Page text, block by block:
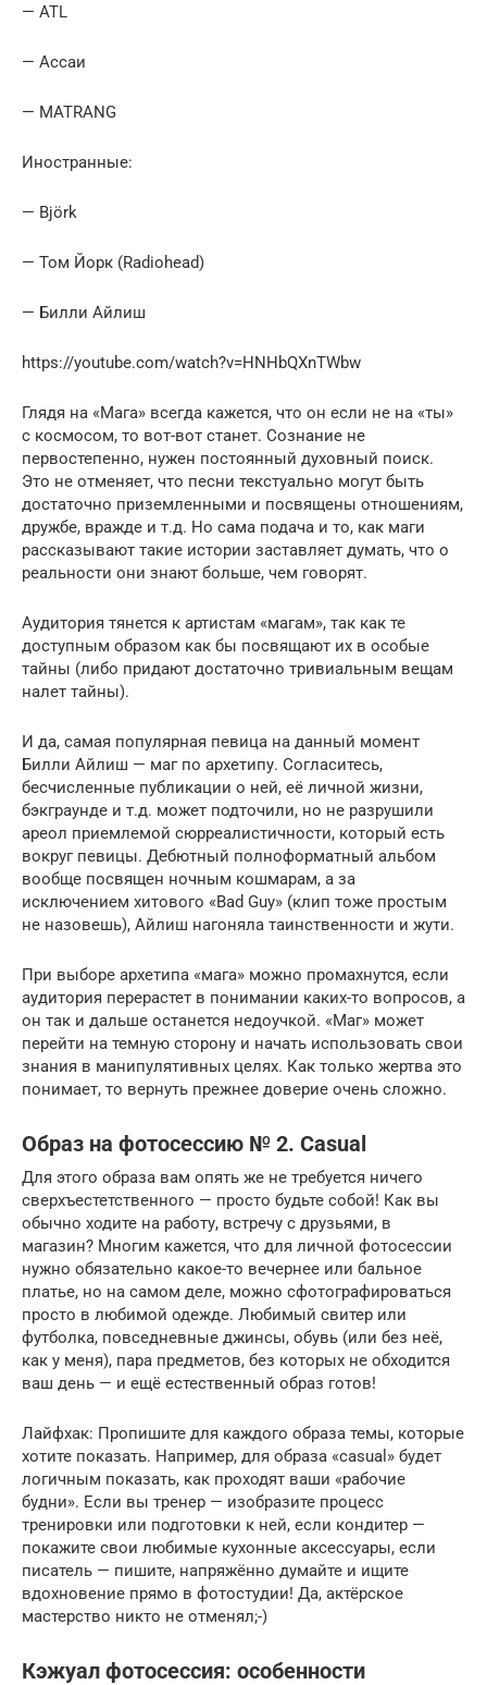
— ATL
— Ассаи
— MATRANG
Иностранные:
— Björk
— Том Йорк (Radiohead)
— Билли Айлиш
https://youtube.com/watch?v=HNHbQXnTWbw
Глядя на «Мага» всегда кажется, что он если не на «ты»
с космосом, то вот-вот станет. Сознание не
первостепенно, нужен постоянный духовный поиск.
Это не отменяет, что песни текстуально могут быть
достаточно приземленными и посвящены отношениям,
дружбе, вражде и т.д. Но сама подача и то, как маги
рассказывают такие истории заставляет думать, что о
реальности они знают больше, чем говорят.
Аудитория тянется к артистам «магам», так как те
доступным образом как бы посвящают их в особые
тайны (либо придают достаточно тривиальным вещам
налет тайны).
И да, самая популярная певица на данный момент
Билли Айлиш — маг по архетипу. Согласитесь,
бесчисленные публикации о ней, её личной жизни,
бэкграунде и т.д. может подточили, но не разрушили
ареол приемлемой сюрреалистичности, который есть
вокруг певицы. Дебютный полноформатный альбом
вообще посвящен ночным кошмарам, а за
исключением хитового «Bad Guy» (клип тоже простым
не назовешь), Айлиш нагоняла таинственности и жути.
При выборе архетипа «мага» можно промахнутся, если
аудитория перерастет в понимании каких-то вопросов, а
он так и дальше останется недоучкой. «Маг» может
перейти на темную сторону и начать использовать свои
знания в манипулятивных целях. Как только жертва это
понимает, то вернуть прежнее доверие очень сложно.
Образ на фотосессию № 2. Casual
Для этого образа вам опять же не требуется ничего
сверхъестетственного — просто будьте собой! Как вы
обычно ходите на работу, встречу с друзьями, в
магазин? Многим кажется, что для личной фотосессии
нужно обязательно какое-то вечернее или бальное
платье, но на самом деле, можно сфотографироваться
просто в любимой одежде. Любимый свитер или
футболка, повседневные джинсы, обувь (или без неё,
как у меня), пара предметов, без которых не обходится
ваш день — и ещё естественный образ готов!
Лайфхак: Пропишите для каждого образа темы, которые
хотите показать. Например, для образа «сasual» будет
логичным показать, как проходят ваши «рабочие
будни». Если вы тренер — изобразите процесс
тренировки или подготовки к ней, если кондитер —
покажите свои любимые кухонные аксессуары, если
писатель — пишите, напряжённо думайте и ищите
вдохновение прямо в фотостудии! Да, актёрское
мастерство никто не отменял;-)
Кэжуал фотосессия: особенности